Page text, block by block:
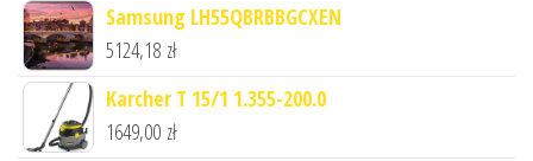
Samsung LH55QBRBBGCXEN
5124,18 zł
Karcher T 15/1 1.355-200.0
1649,00 zł